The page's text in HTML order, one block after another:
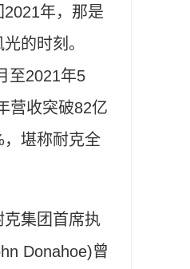
年，那是
的时刻。
至2021年5
营收突破82亿
，堪称耐克全
集团首席执
Donahoe)曾